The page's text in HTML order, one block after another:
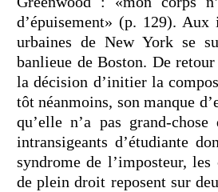
d’épuisement» (p. 129).
urbaines de New York se
banlieue de Boston. De
la décision d’initier la
tôt néanmoins, son manque
qu’elle n’a pas grand-
intransigeants d’étudiante
syndrome de l’imposteur,
de plein droit reposent sur